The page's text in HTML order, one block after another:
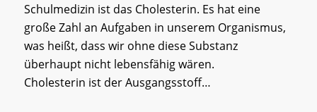
Schulmedizin ist das Cholesterin. Es hat eine
große Zahl an Aufgaben in unserem Organismus,
was heißt, dass wir ohne diese Substanz
überhaupt nicht lebensfähig wären.
Cholesterin ist der Ausgangsstoff…